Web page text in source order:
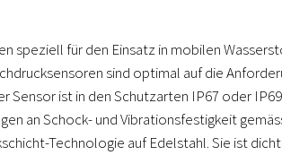
speziell für den Einsatz in mobilen
sind optimal auf die
ist in den Schutzarten IP67 oder
an Schock- und Vibrationsfestigkeit
Technologie auf Edelstahl. Sie ist